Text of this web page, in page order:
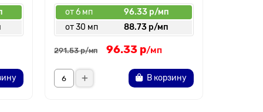
от 6 мп
96.33 р/мп
от 30 мп
88.73 р/мп
291.53 р/мп 96.33 р/мп
В корзину